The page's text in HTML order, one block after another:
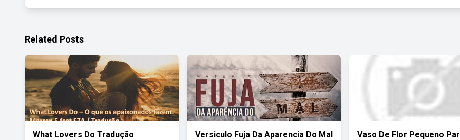
Related Posts
What Lovers Do Tradução Versiculo Fuja Da Aparencia Do Mal Vaso De Flor Pequeno